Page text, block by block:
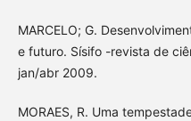
MARCELO; G.
e futuro. Sísifo -revista de
jan/abr 2009.
MORAES, R. Uma